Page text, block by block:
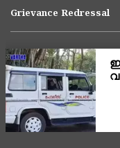
Grievance Redressal
Copyright ©